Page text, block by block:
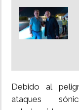
Debido al
ataques